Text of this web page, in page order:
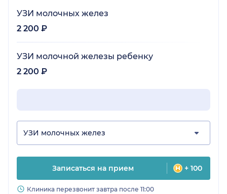
УЗИ молочных желез
2 200 ₽
УЗИ молочной железы ребенку
2 200 ₽
УЗИ молочных желез
Записаться на прием + 100
Клиника перезвонит завтра после 11:00